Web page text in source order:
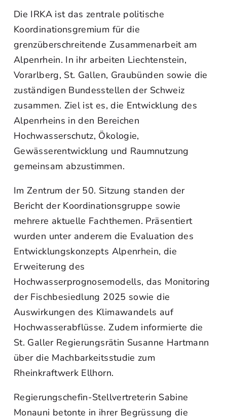
Die IRKA ist das zentrale politische
Koordinationsgremium für die
grenzüberschreitende Zusammenarbeit am
Alpenrhein. In ihr arbeiten Liechtenstein,
Vorarlberg, St. Gallen, Graubünden sowie die
zuständigen Bundesstellen der Schweiz
zusammen. Ziel ist es, die Entwicklung des
Alpenrheins in den Bereichen
Hochwasserschutz, Ökologie,
Gewässerentwicklung und Raumnutzung
gemeinsam abzustimmen.
Im Zentrum der 50. Sitzung standen der
Bericht der Koordinationsgruppe sowie
mehrere aktuelle Fachthemen. Präsentiert
wurden unter anderem die Evaluation des
Entwicklungskonzepts Alpenrhein, die
Erweiterung des
Hochwasserprognosemodells, das Monitoring
der Fischbesiedlung 2025 sowie die
Auswirkungen des Klimawandels auf
Hochwasserabflüsse. Zudem informierte die
St. Galler Regierungsrätin Susanne Hartmann
über die Machbarkeitsstudie zum
Rheinkraftwerk Ellhorn.
Regierungschefin-Stellvertreterin Sabine
Monauni betonte in ihrer Begrüssung die